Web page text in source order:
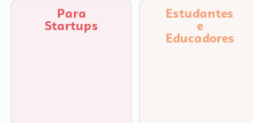
Para
Startups
Estudantes
e
Educadores